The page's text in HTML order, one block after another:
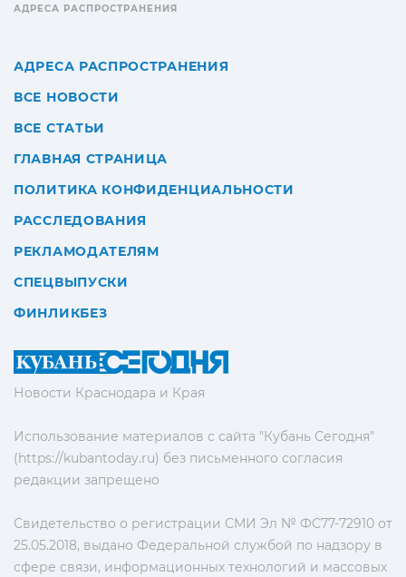
Новости Краснодара и Края
Использование материалов с сайта "Кубань Сегодня"
(https://kubantoday.ru) без письменного согласия
редакции запрещено
Свидетельство о регистрации СМИ Эл № ФС77-72910 от
25.05.2018, выдано Федеральной службой по надзору в
сфере связи, информационных технологий и массовых
АДРЕСА РАСПРОСТРАНЕНИЯ
АДРЕСА РАСПРОСТРАНЕНИЯ
ВСЕ НОВОСТИ
ВСЕ СТАТЬИ
ГЛАВНАЯ СТРАНИЦА
ПОЛИТИКА КОНФИДЕНЦИАЛЬНОСТИ
РАССЛЕДОВАНИЯ
РЕКЛАМОДАТЕЛЯМ
СПЕЦВЫПУСКИ
ФИНЛИКБЕЗ